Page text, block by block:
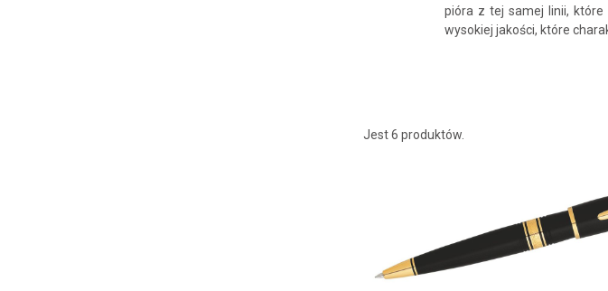
pióra z tej samej linii, które
wysokiej jakości, które
Jest 6 produktów.